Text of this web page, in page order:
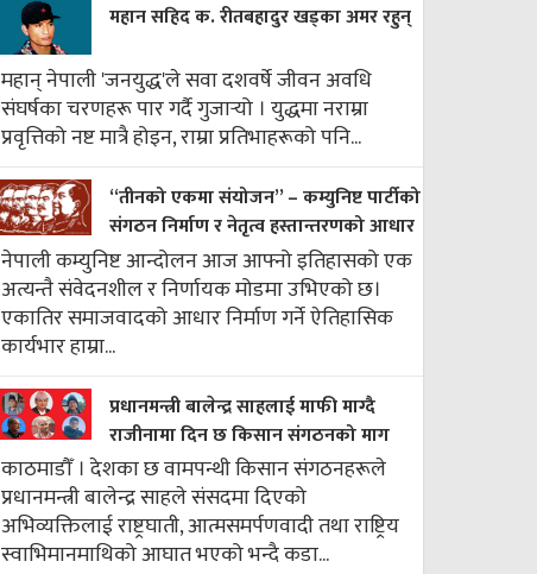
महान सहिद क. रीतबहादुर खड्‌का अमर रहुन्
महान् नेपाली 'जनयुद्ध'ले सवा दशवर्षे जीवन अवधि
संघर्षका चरणहरू पार गर्दै गुजार्‍यो । युद्धमा नराम्रा
प्रवृत्तिको नष्ट मात्रै होइन, राम्रा प्रतिभाहरूको पनि...
“तीनको एकमा संयोजन” – कम्युनिष्ट पार्टीको
संगठन निर्माण र नेतृत्व हस्तान्तरणको आधार
नेपाली कम्युनिष्ट आन्दोलन आज आफ्नो इतिहासको एक
अत्यन्तै संवेदनशील र निर्णायक मोडमा उभिएको छ।
एकातिर समाजवादको आधार निर्माण गर्ने ऐतिहासिक
कार्यभार हाम्रा...
प्रधानमन्त्री बालेन्द्र साहलाई माफी माग्दै
राजीनामा दिन छ किसान संगठनको माग
काठमाडौँ । देशका छ वामपन्थी किसान संगठनहरूले
प्रधानमन्त्री बालेन्द्र साहले संसदमा दिएको
अभिव्यक्तिलाई राष्ट्रघाती, आत्मसमर्पणवादी तथा राष्ट्रिय
स्वाभिमानमाथिको आघात भएको भन्दै कडा...